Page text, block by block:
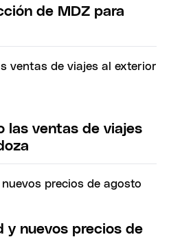
de MDZ para
las ventas de viajes
y nuevos precios de